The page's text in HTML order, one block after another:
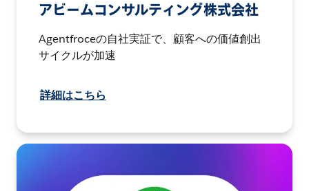
アビームコンサルティング株式会社
Agentfroceの自社実証で、顧客への価値創出
サイクルが加速
詳細はこちら